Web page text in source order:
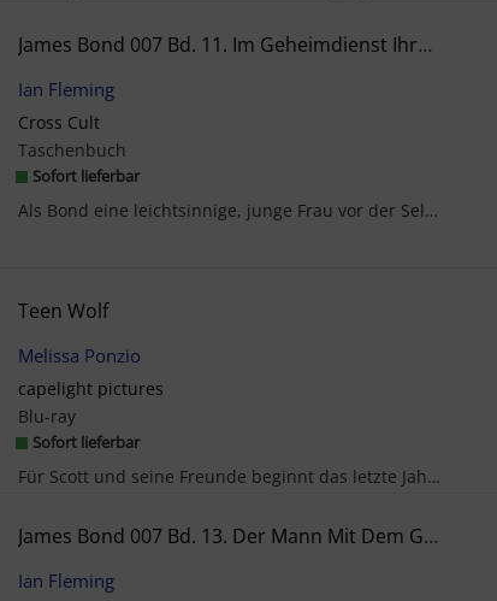
James Bond 007 Bd. 11. Im Geheimdienst Ihrer Majestät
Ian Fleming
Cross Cult
Taschenbuch
Sofort lieferbar
Als Bond eine leichtsinnige, junge Frau vor der Selbstzerstörung bewahrt, stößt er auf die Spur e...
Teen Wolf
Melissa Ponzio
capelight pictures
Blu-ray
Sofort lieferbar
Für Scott und seine Freunde beginnt das letzte Jahr an der Highschool. Dass sich ihre Wege nach d...
James Bond 007 Bd. 13. Der Mann Mit Dem Goldenen Colt
Ian Fleming